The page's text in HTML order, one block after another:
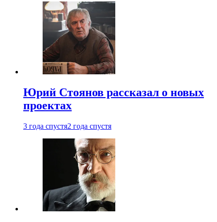
Юрий Стоянов рассказал о новых
проектах
3 года спустя2 года спустя